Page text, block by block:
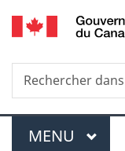
Rechercher
dans
Menu
MENU